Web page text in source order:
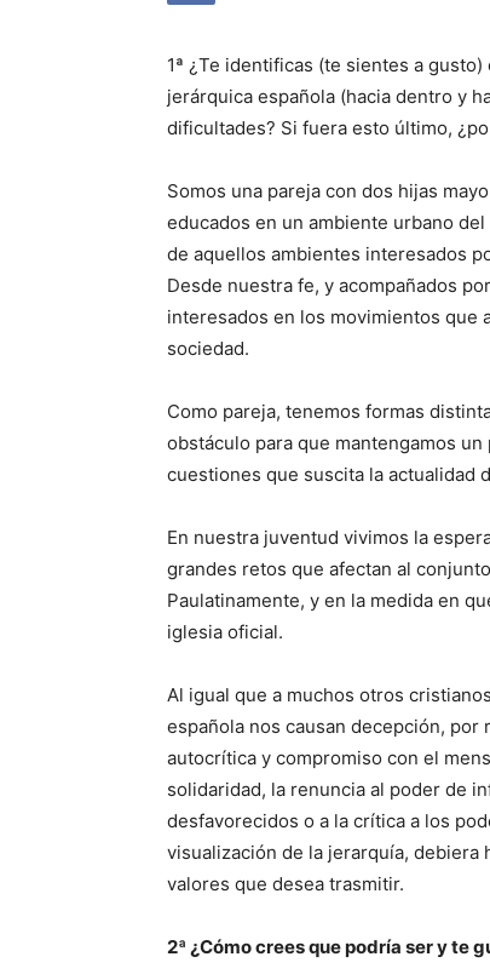
1ª ¿Te identificas (te sientes a
jerárquica española (hacia dentro y
dificultades? Si fuera esto último,
Somos una pareja con dos hijas
educados en un ambiente urbano
de aquellos ambientes interesados
Desde nuestra fe, y acompañados
interesados en los movimientos que
sociedad.
Como pareja, tenemos formas
obstáculo para que mantengamos
cuestiones que suscita la actualidad
En nuestra juventud vivimos la
grandes retos que afectan al
Paulatinamente, y en la medida en
iglesia oficial.
Al igual que a muchos otros
española nos causan decepción,
autocrítica y compromiso con el
solidaridad, la renuncia al poder de
desfavorecidos o a la crítica a los
visualización de la jerarquía, debiera
valores que desea trasmitir.
2ª ¿Cómo crees que podría ser y te